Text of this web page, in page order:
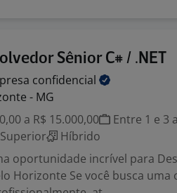
Sênior C# / .NET
confidencial
- MG
a R$ 15.000,00
Entre 1 e 3
Híbrido
oportunidade incrível para
Horizonte Se você busca